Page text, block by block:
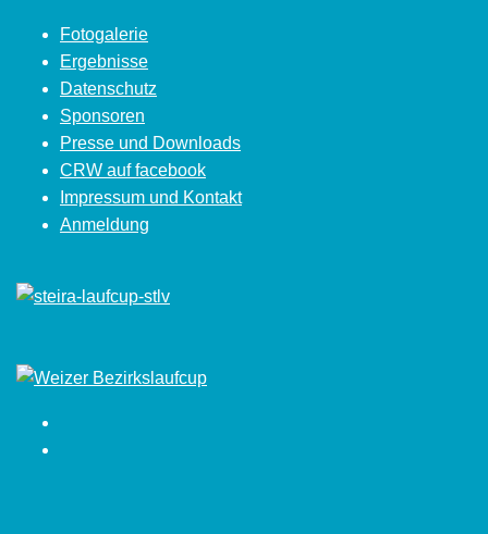
Fotogalerie
Ergebnisse
Datenschutz
Sponsoren
Presse und Downloads
CRW auf facebook
Impressum und Kontakt
Anmeldung